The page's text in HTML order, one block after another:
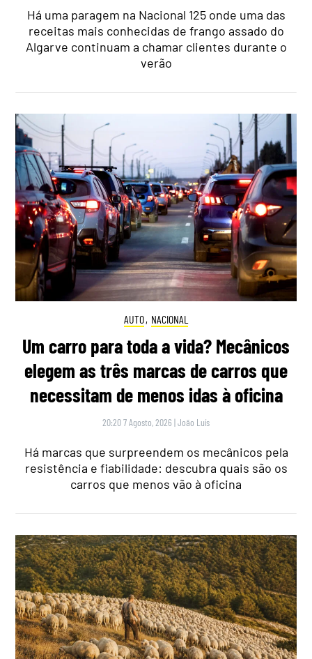
Há uma paragem na Nacional 125 onde uma das
receitas mais conhecidas de frango assado do
Algarve continuam a chamar clientes durante o
verão
AUTO, NACIONAL
Um carro para toda a vida? Mecânicos
elegem as três marcas de carros que
necessitam de menos idas à oficina
20:20 7 Agosto, 2026 |João Luís
Há marcas que surpreendem os mecânicos pela
resistência e fiabilidade: descubra quais são os
carros que menos vão à oficina